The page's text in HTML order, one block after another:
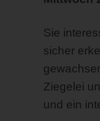
Sie
sicher
Ziegelei
und ein